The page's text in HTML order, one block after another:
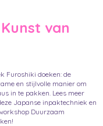
van
Furoshiki doeken: de
en stijlvolle manier om
in te pakken. Lees meer
Japanse inpaktechniek en
Duurzaam